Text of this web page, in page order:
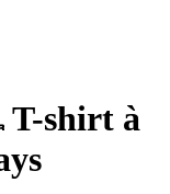
T-shirt à